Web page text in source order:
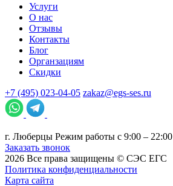
Услуги
О нас
Отзывы
Контакты
Блог
Органзациям
Скидки
+7 (495) 023-04-05 zakaz@egs-ses.ru
г. Люберцы Режим работы с 9:00 – 22:00
Заказать звонок
2026 Все права защищены © СЭС ЕГС
Политика конфиденциальности
Карта сайта